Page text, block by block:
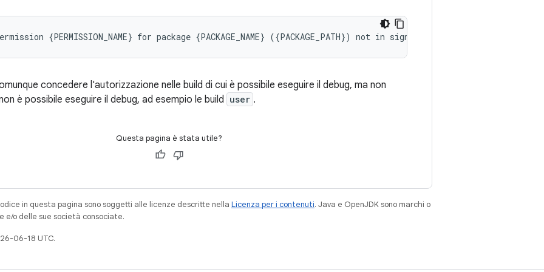
concedere l'autorizzazione nelle build di cui è possibile eseguire il debug, ma non
è possibile eseguire il debug, ad esempio le build user .
Questa pagina è stata utile?
in questa pagina sono soggetti alle licenze descritte nella Licenza per i contenuti. Java e OpenJDK sono marchi o
o delle sue società consociate.
06-18 UTC.